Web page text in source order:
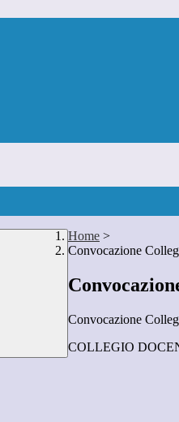
Home >
Convocazione
Convocazione
COLLEGIO